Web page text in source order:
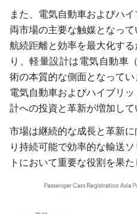
また、電気自動車およびハ
両市場の主要な触媒となって
航続距離と効率を最大化す
り、軽量設計は電気自動車
術の本質的な側面となってい
電気自動車およびハイブリ
計への投資と革新が増加して
市場は継続的な成長と革新
り持続可能で効率的な輸送
トにおいて重要な役割を果た